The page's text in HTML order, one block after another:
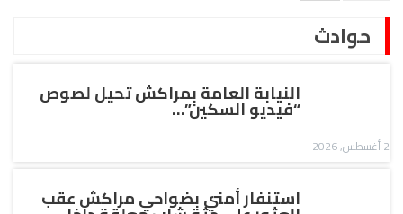
حوادث
النيابة العامة بمراكش تحيل لصوص
“فيديو السكين”…
2 أغسطس, 2026
استنفار أمني بضواحي مراكش عقب